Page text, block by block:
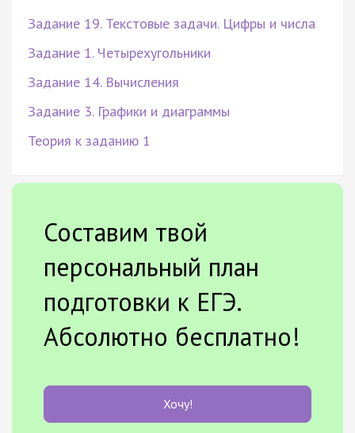
Задание 19. Текстовые задачи. Цифры и числа
Задание 1. Четырехугольники
Задание 14. Вычисления
Задание 3. Графики и диаграммы
Теория к заданию 1
Составим твой
персональный план
подготовки к ЕГЭ.
Абсолютно бесплатно!
Хочу!